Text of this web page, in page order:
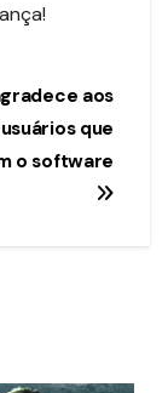
aos
usuários que
o software